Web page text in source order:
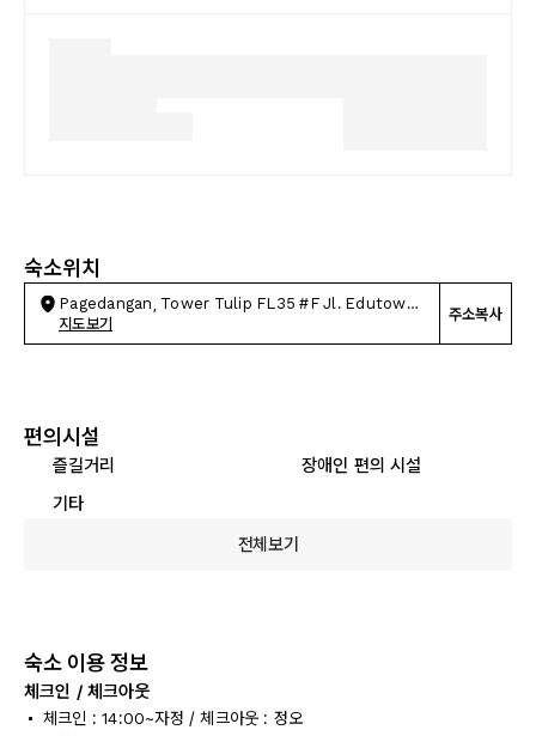
숙소위치
Pagedangan, Tower Tulip FL35 #F Jl. Edutown
No.I
지도보기
주소복사
편의시설
즐길거리
장애인 편의 시설
기타
전체보기
숙소 이용 정보
체크인 / 체크아웃
체크인 : 14:00~자정 / 체크아웃 : 정오